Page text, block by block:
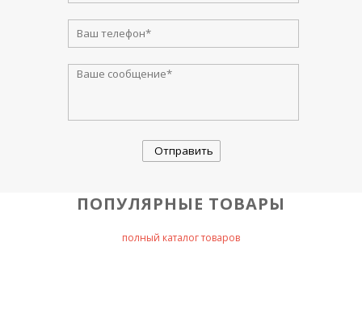
ПОПУЛЯРНЫЕ ТОВАРЫ
полный каталог товаров